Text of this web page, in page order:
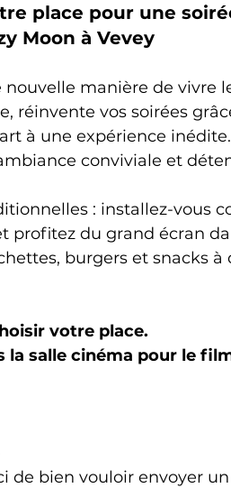
place pour une
Moon à Vevey
manière de vivre
réinvente vos soirées
à une expérience
conviviale et
: installez-vous
profitez du grand écran
burgers et snacks à
votre place.
la salle cinéma pour le
de bien vouloir envoyer